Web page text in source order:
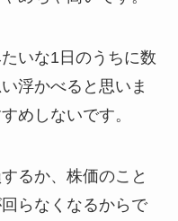
いな1日のうちに数
浮かべると思いま
めしないです。
るか、株価のこと
らなくなるからで